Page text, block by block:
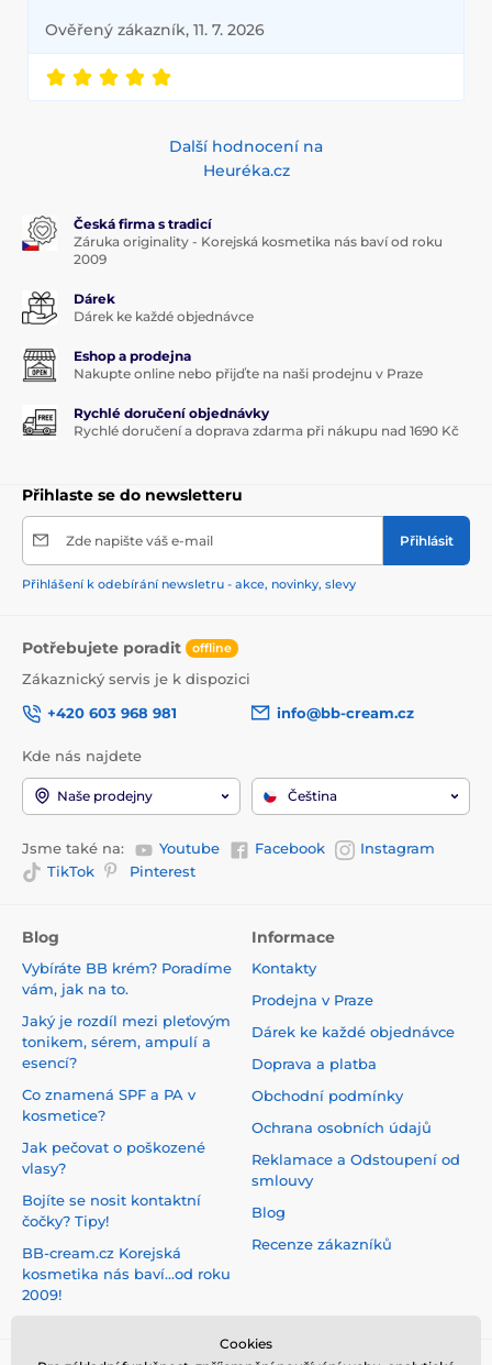
Ověřený zákazník, 11. 7. 2026
Další hodnocení na
Heuréka.cz
Česká firma s tradicí
Záruka originality - Korejská kosmetika nás baví od roku
2009
Dárek
Dárek ke každé objednávce
Eshop a prodejna
Nakupte online nebo přijďte na naši prodejnu v Praze
Rychlé doručení objednávky
Rychlé doručení a doprava zdarma při nákupu nad 1690 Kč
Přihlaste se do newsletteru
Zde napište váš e-mail Přihlásit
Přihlášení k odebírání newsletru - akce, novinky, slevy
Potřebujete poradit offline
Zákaznický servis je k dispozici
+420 603 968 981
info@bb-cream.cz
Kde nás najdete
Naše prodejny Čeština
Jsme také na: Youtube Facebook
Instagram
TikTok
Pinterest
Blog
Vybíráte BB krém? Poradíme
vám, jak na to.
Jaký je rozdíl mezi pleťovým
tonikem, sérem, ampulí a
esencí?
Co znamená SPF a PA v
kosmetice?
Jak pečovat o poškozené
vlasy?
Bojíte se nosit kontaktní
čočky? Tipy!
BB-cream.cz Korejská
kosmetika nás baví...od roku
2009!
Informace
Kontakty
Prodejna v Praze
Dárek ke každé objednávce
Doprava a platba
Obchodní podmínky
Ochrana osobních údajů
Reklamace a Odstoupení od
smlouvy
Blog
Recenze zákazníků
Cookies